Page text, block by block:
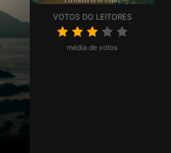
VOTOS DO LEITORES
média de votos